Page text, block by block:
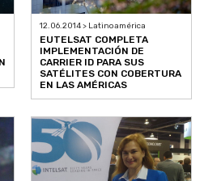
12.06.2014 > Latinoamérica
EUTELSAT COMPLETA
IMPLEMENTACIÓN DE
CARRIER ID PARA SUS
SATÉLITES CON COBERTURA
EN LAS AMÉRICAS